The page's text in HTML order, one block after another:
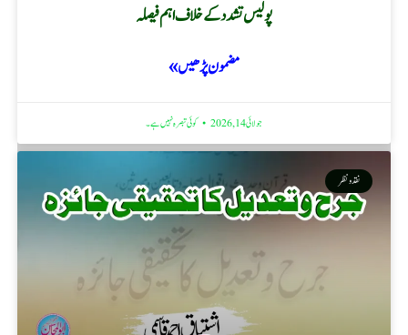
پولیس تشدد کے خلاف اہم فیصلہ
مضمون پڑھیں »
جولائی 14, 2026 کوئی تبصرہ نہیں ہے۔
نقد ونظر